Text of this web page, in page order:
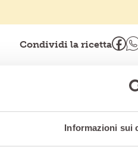
Informazioni sui
Condividi la ricetta